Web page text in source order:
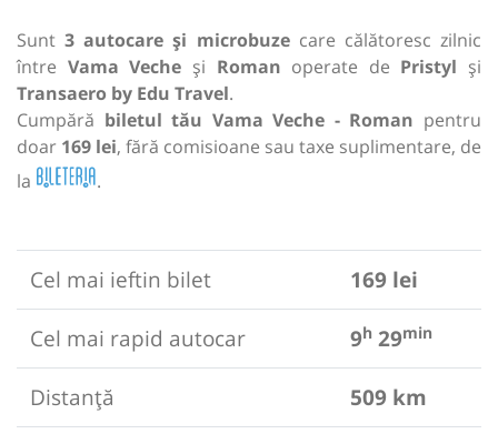
Sunt3 autocare și microbuzecare călătoresc zilnic
între Vama Veche și Roman operate de Pristyl și
Transaero by Edu Travel.
Cumpără biletul tău Vama Veche - Roman pentru
doar 169 lei, fără comisioane sau taxe suplimentare, de
la
.
Cel mai ieftin bilet
169 lei
Cel mai rapid autocar
9h 29min
Distanță
509 km